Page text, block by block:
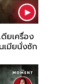
ยเครื่อง
เมียนั่งซัก